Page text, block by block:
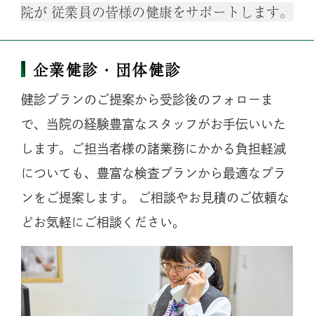
院が 従業員の皆様の健康をサポートします。
企業健診・団体健診
健診プランのご提案から受診後のフォローま
で、当院の経験豊富なスタッフがお手伝いいた
します。ご担当者様の諸業務にかかる負担軽減
についても、豊富な検査プランから最適なプラ
ンをご提案します。
ご相談やお見積のご依頼な
どお気軽にご相談ください。